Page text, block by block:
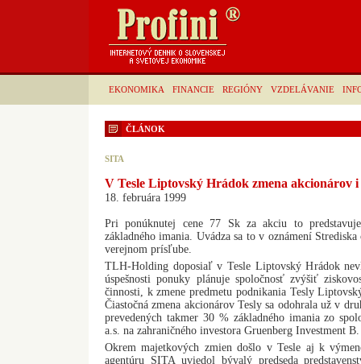
EKONOMIKA FINANCIE REGIÓNY VZDELÁVANIE
ČLÁNOK
SITA
V Tesle Liptovský Hrádok zmena akcionárov i
18. februára 1999
Pri ponúknutej cene 77 Sk za akciu to
základného imania. Uvádza sa to v oznámení
verejnom prísľube.
TLH-Holding doposiaľ v Tesle Liptovský Hrádok
úspešnosti ponuky plánuje spoločnosť zvýšiť
činnosti, k zmene predmetu podnikania Tesly
Čiastočná zmena akcionárov Tesly sa odohrala už v
prevedených takmer 30 % základného imania zo
a.s. na zahraničného investora Gruenberg Investment
Okrem majetkových zmien došlo v Tesle aj k
agentúru SITA uviedol bývalý predseda